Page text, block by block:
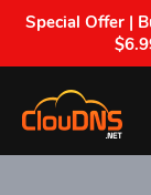
Special Offer |